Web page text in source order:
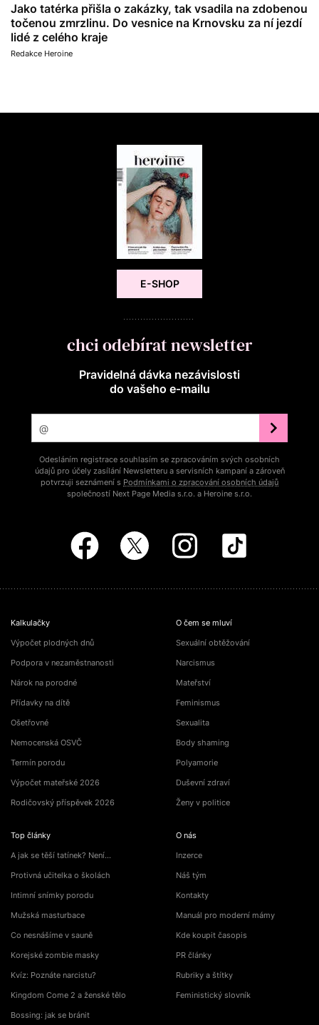
Jako tatérka přišla o zakázky, tak vsadila na zdobenou
točenou zmrzlinu. Do vesnice na Krnovsku za ní jezdí
lidé z celého kraje
Redakce Heroine
E-SHOP
chci odebírat newsletter
Pravidelná dávka nezávislosti
do vašeho e‑mailu
Odesláním registrace souhlasím se zpracováním svých osobních
údajů pro účely zasílání Newsletteru a servisních kampaní a zároveň
potvrzuji seznámení s Podmínkami o zpracování osobních údajů
společností Next Page Media s.r.o. a Heroine s.r.o.
Kalkulačky
Výpočet plodných dnů
Podpora v nezaměstnanosti
Nárok na porodné
Přídavky na dítě
Ošetřovné
Nemocenská OSVČ
Termín porodu
Výpočet mateřské 2026
Rodičovský příspěvek 2026
Top články
A jak se těší tatínek? Není…
Protivná učitelka o školách
Intimní snímky porodu
Mužská masturbace
Co nesnášíme v sauně
Korejské zombie masky
Kvíz: Poznáte narcistu?
Kingdom Come 2 a ženské tělo
Bossing: jak se bránit
O čem se mluví
Sexuální obtěžování
Narcismus
Mateřství
Feminismus
Sexualita
Body shaming
Polyamorie
Duševní zdraví
Ženy v politice
O nás
Inzerce
Náš tým
Kontakty
Manuál pro moderní mámy
Kde koupit časopis
PR články
Rubriky a štítky
Feministický slovník